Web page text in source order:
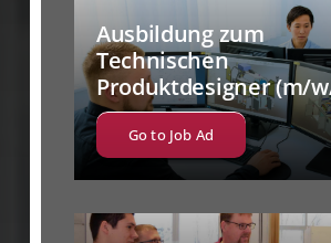
Ausbildung zum
Technischen
Produktdesigner (m/
Go to Job Ad